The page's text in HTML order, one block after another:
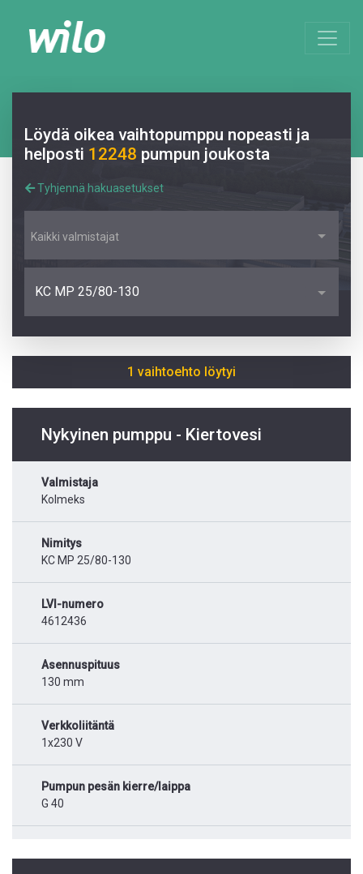
Löydä oikea vaihtopumppu nopeasti ja
helposti 12248 pumpun joukosta
Tyhjennä hakuasetukset
Kaikki valmistajat
KC MP 25/80-130
1 vaihtoehto löytyi
Nykyinen pumppu - Kiertovesi
Valmistaja
Kolmeks
Nimitys
KC MP 25/80-130
LVI-numero
4612436
Asennuspituus
130 mm
Verkkoliitäntä
1x230 V
Pumpun pesän kierre/laippa
G 40